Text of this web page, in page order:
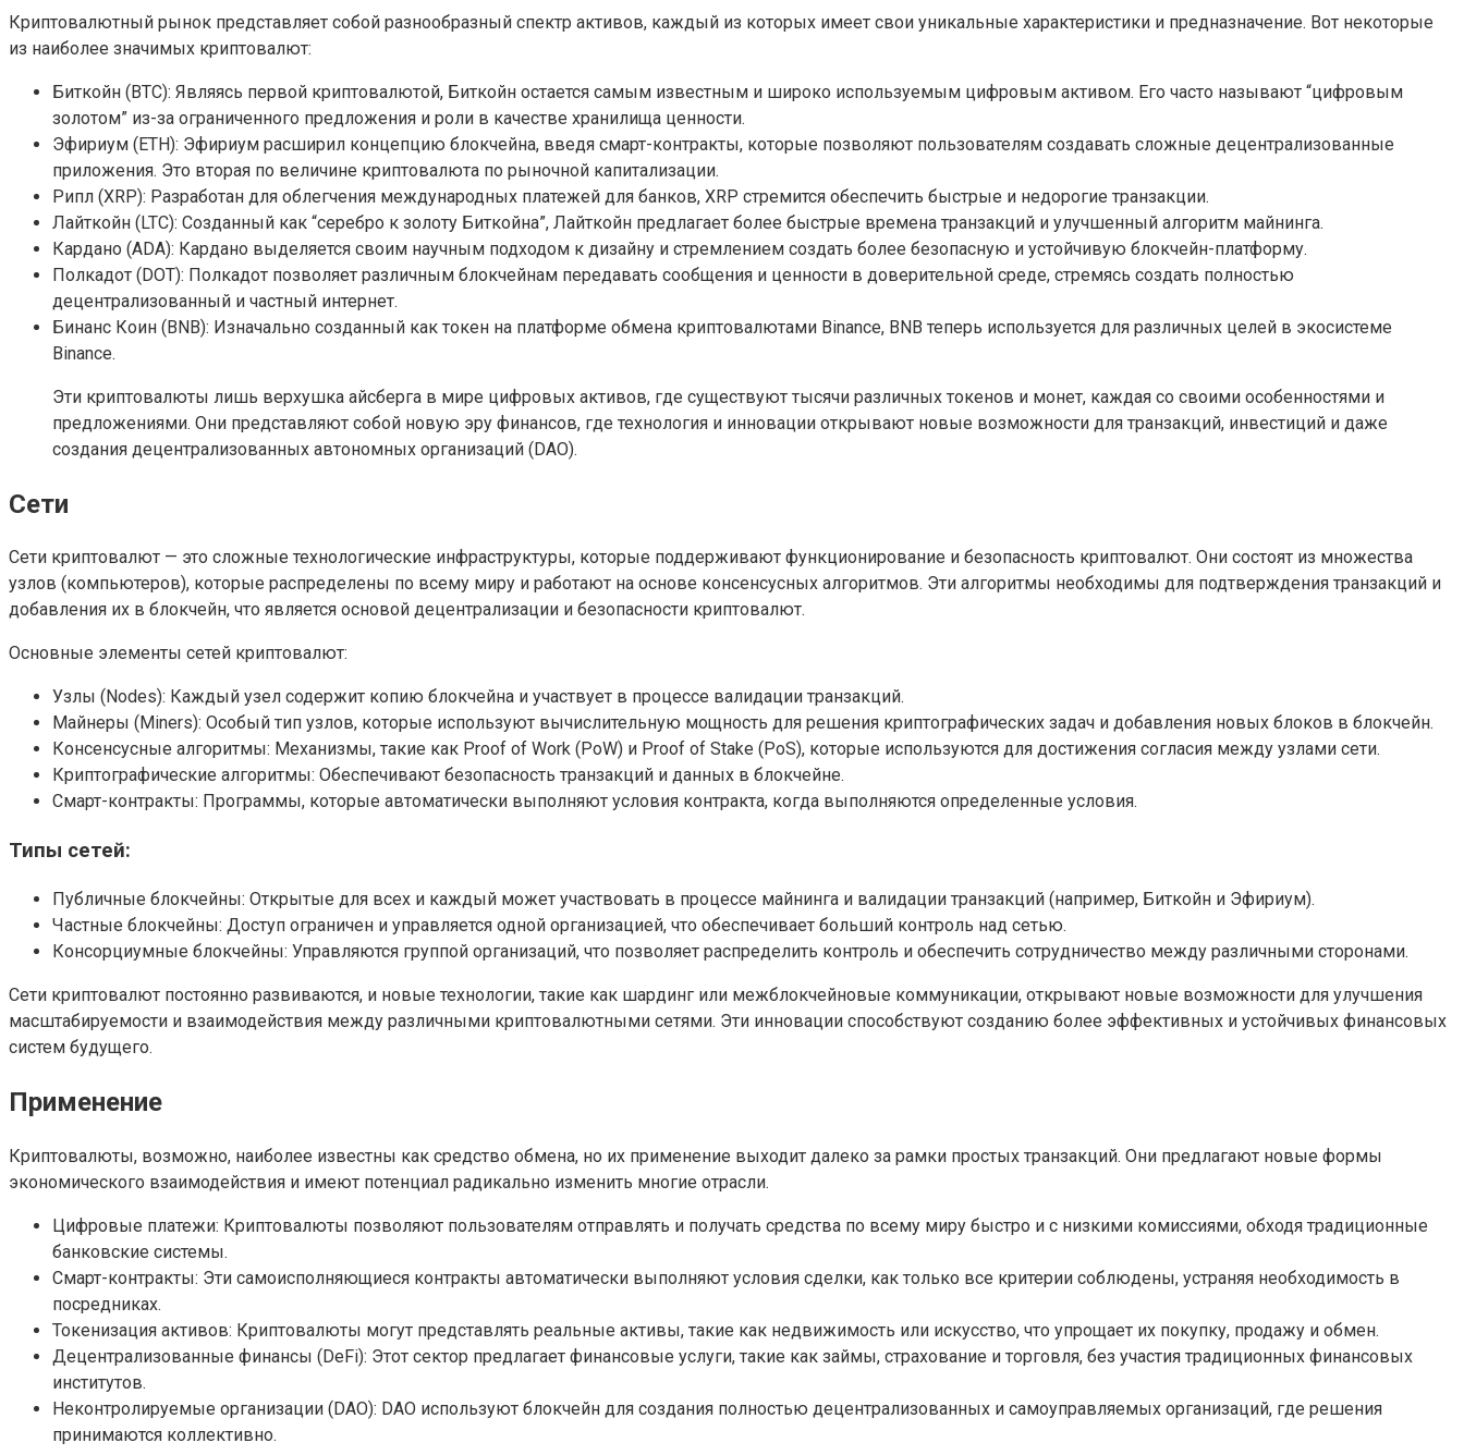
Криптовалютный рынок представляет собой разнообразный спектр активов, каждый из которых имеет свои уникальные характеристики и предназначение. Вот некоторые
из наиболее значимых криптовалют:
Биткойн (BTC): Являясь первой криптовалютой, Биткойн остается самым известным и широко используемым цифровым активом. Его часто называют “цифровым
золотом” из-за ограниченного предложения и роли в качестве хранилища ценности.
Эфириум (ETH): Эфириум расширил концепцию блокчейна, введя смарт-контракты, которые позволяют пользователям создавать сложные децентрализованные
приложения. Это вторая по величине криптовалюта по рыночной капитализации.
Рипл (XRP): Разработан для облегчения международных платежей для банков, XRP стремится обеспечить быстрые и недорогие транзакции.
Лайткойн (LTC): Созданный как “серебро к золоту Биткойна”, Лайткойн предлагает более быстрые времена транзакций и улучшенный алгоритм майнинга.
Кардано (ADA): Кардано выделяется своим научным подходом к дизайну и стремлением создать более безопасную и устойчивую блокчейн-платформу.
Полкадот (DOT): Полкадот позволяет различным блокчейнам передавать сообщения и ценности в доверительной среде, стремясь создать полностью
децентрализованный и частный интернет.
Бинанс Коин (BNB): Изначально созданный как токен на платформе обмена криптовалютами Binance, BNB теперь используется для различных целей в экосистеме
Binance.
Эти криптовалюты лишь верхушка айсберга в мире цифровых активов, где существуют тысячи различных токенов и монет, каждая со своими особенностями и
предложениями. Они представляют собой новую эру финансов, где технология и инновации открывают новые возможности для транзакций, инвестиций и даже
создания децентрализованных автономных организаций (DAO).
Сети
Сети криптовалют — это сложные технологические инфраструктуры, которые поддерживают функционирование и безопасность криптовалют. Они состоят из множества
узлов (компьютеров), которые распределены по всему миру и работают на основе консенсусных алгоритмов. Эти алгоритмы необходимы для подтверждения транзакций и
добавления их в блокчейн, что является основой децентрализации и безопасности криптовалют.
Основные элементы сетей криптовалют:
Узлы (Nodes): Каждый узел содержит копию блокчейна и участвует в процессе валидации транзакций.
Майнеры (Miners): Особый тип узлов, которые используют вычислительную мощность для решения криптографических задач и добавления новых блоков в блокчейн.
Консенсусные алгоритмы: Механизмы, такие как Proof of Work (PoW) и Proof of Stake (PoS), которые используются для достижения согласия между узлами сети.
Криптографические алгоритмы: Обеспечивают безопасность транзакций и данных в блокчейне.
Смарт-контракты: Программы, которые автоматически выполняют условия контракта, когда выполняются определенные условия.
Типы сетей:
Публичные блокчейны: Открытые для всех и каждый может участвовать в процессе майнинга и валидации транзакций (например, Биткойн и Эфириум).
Частные блокчейны: Доступ ограничен и управляется одной организацией, что обеспечивает больший контроль над сетью.
Консорциумные блокчейны: Управляются группой организаций, что позволяет распределить контроль и обеспечить сотрудничество между различными сторонами.
Сети криптовалют постоянно развиваются, и новые технологии, такие как шардинг или межблокчейновые коммуникации, открывают новые возможности для улучшения
масштабируемости и взаимодействия между различными криптовалютными сетями. Эти инновации способствуют созданию более эффективных и устойчивых финансовых
систем будущего.
Применение
Криптовалюты, возможно, наиболее известны как средство обмена, но их применение выходит далеко за рамки простых транзакций. Они предлагают новые формы
экономического взаимодействия и имеют потенциал радикально изменить многие отрасли.
Цифровые платежи: Криптовалюты позволяют пользователям отправлять и получать средства по всему миру быстро и с низкими комиссиями, обходя традиционные
банковские системы.
Смарт-контракты: Эти самоисполняющиеся контракты автоматически выполняют условия сделки, как только все критерии соблюдены, устраняя необходимость в
посредниках.
Токенизация активов: Криптовалюты могут представлять реальные активы, такие как недвижимость или искусство, что упрощает их покупку, продажу и обмен.
Децентрализованные финансы (DeFi): Этот сектор предлагает финансовые услуги, такие как займы, страхование и торговля, без участия традиционных финансовых
институтов.
Неконтролируемые организации (DAO): DAO используют блокчейн для создания полностью децентрализованных и самоуправляемых организаций, где решения
принимаются коллективно.